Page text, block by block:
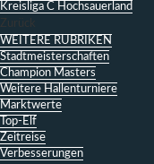
Kreisliga C Hochsauerland
Zurück
WEITERE RUBRIKEN
Stadtmeisterschaften
Champion Masters
Weitere Hallenturniere
Marktwerte
Top-Elf
Zeitreise
Verbesserungen